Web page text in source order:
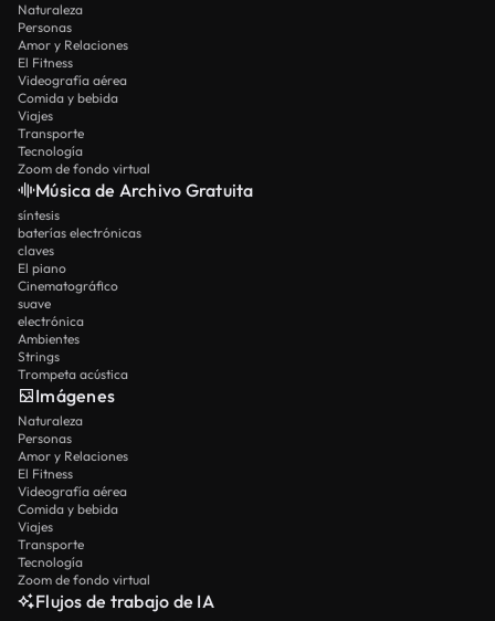
Naturaleza
Personas
Amor y Relaciones
El Fitness
Videografía aérea
Comida y bebida
Viajes
Transporte
Tecnología
Zoom de fondo virtual
Música de Archivo Gratuita
síntesis
baterías electrónicas
claves
El piano
Cinematográfico
suave
electrónica
Ambientes
Strings
Trompeta acústica
Imágenes
Naturaleza
Personas
Amor y Relaciones
El Fitness
Videografía aérea
Comida y bebida
Viajes
Transporte
Tecnología
Zoom de fondo virtual
Flujos de trabajo de IA